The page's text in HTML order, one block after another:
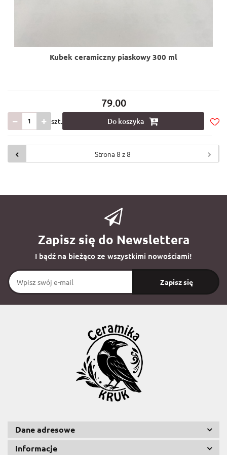
Kubek ceramiczny piaskowy 300 ml
79.00
szt.
Do koszyka
Zapisz się do Newslettera
I bądź na bieżąco ze wszystkimi nowościami!
Dane adresowe
Informacje